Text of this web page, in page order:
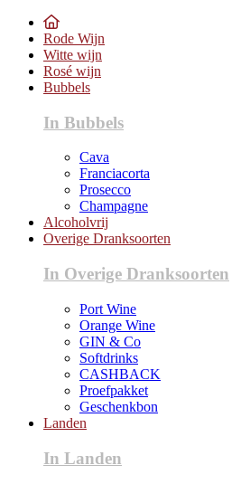
Rode Wijn
Witte wijn
Rosé wijn
Bubbels
In Bubbels
Cava
Franciacorta
Prosecco
Champagne
Alcoholvrij
Overige Dranksoorten
In Overige Dranksoorten
Port Wine
Orange Wine
GIN & Co
Softdrinks
CASHBACK
Proefpakket
Geschenkbon
Landen
In Landen